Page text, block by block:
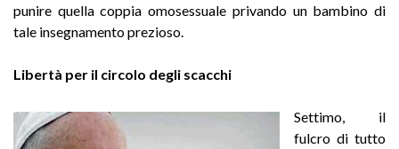
punire quella coppia omosessuale privando un bambino di
tale insegnamento prezioso.
Libertà per il circolo degli scacchi
Settimo, il
fulcro di tutto